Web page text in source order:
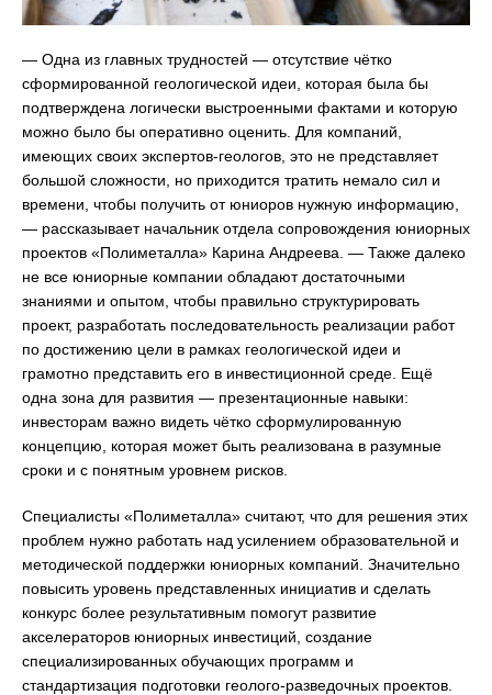
— Одна из главных трудностей — отсутствие чётко
сформированной геологической идеи, которая была бы
подтверждена логически выстроенными фактами и которую
можно было бы оперативно оценить. Для компаний,
имеющих своих экспертов-геологов, это не представляет
большой сложности, но приходится тратить немало сил и
времени, чтобы получить от юниоров нужную информацию,
— рассказывает начальник отдела сопровождения юниорных
проектов «Полиметалла» Карина Андреева. — Также далеко
не все юниорные компании обладают достаточными
знаниями и опытом, чтобы правильно структурировать
проект, разработать последовательность реализации работ
по достижению цели в рамках геологической идеи и
грамотно представить его в инвестиционной среде. Ещё
одна зона для развития — презентационные навыки:
инвесторам важно видеть чётко сформулированную
концепцию, которая может быть реализована в разумные
сроки и с понятным уровнем рисков.
Специалисты «Полиметалла» считают, что для решения этих
проблем нужно работать над усилением образовательной и
методической поддержки юниорных компаний. Значительно
повысить уровень представленных инициатив и сделать
конкурс более результативным помогут развитие
акселераторов юниорных инвестиций, создание
специализированных обучающих программ и
стандартизация подготовки геолого-разведочных проектов.